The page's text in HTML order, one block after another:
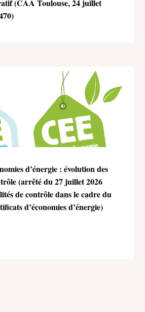
(CAA Toulouse, 24 juillet
d’énergie : évolution des
(arrêté du 27 juillet 2026
de contrôle dans le cadre du
d’économies d’énergie)